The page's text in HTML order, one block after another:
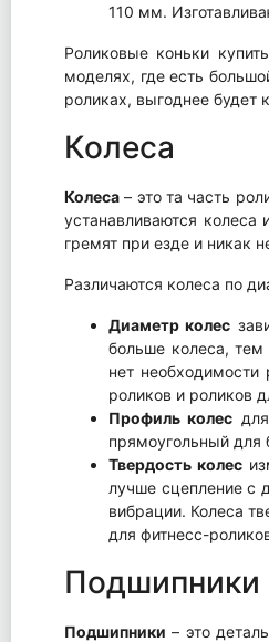
110 мм.
Роликовые коньки
моделях, где есть
роликах, выгоднее будет
Колеса
Колеса – это та часть
устанавливаются
гремят при езде и никак
Различаются колеса по
Диаметр колес
больше колеса, тем
нет
роликов и роликов
Профиль колес
прямоугольный для
Твердость колес
лучше сцепление с
вибрации. Колеса
для фитнесс-
Подшипники
Подшипники – это